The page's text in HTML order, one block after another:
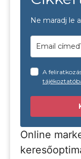
Ne maradj le
A
Online